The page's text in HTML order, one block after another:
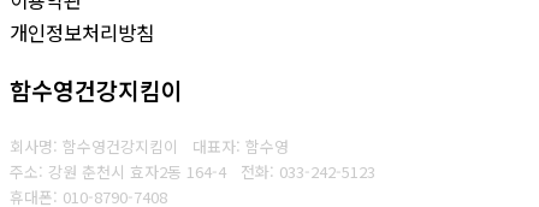
개인정보처리방침
함수영건강지킴이
회사명: 함수영건강지킴이 대표자: 함수영
주소: 강원 춘천시 효자2동 164-4 전화: 033-242-5123
휴대폰: 010-8790-7408